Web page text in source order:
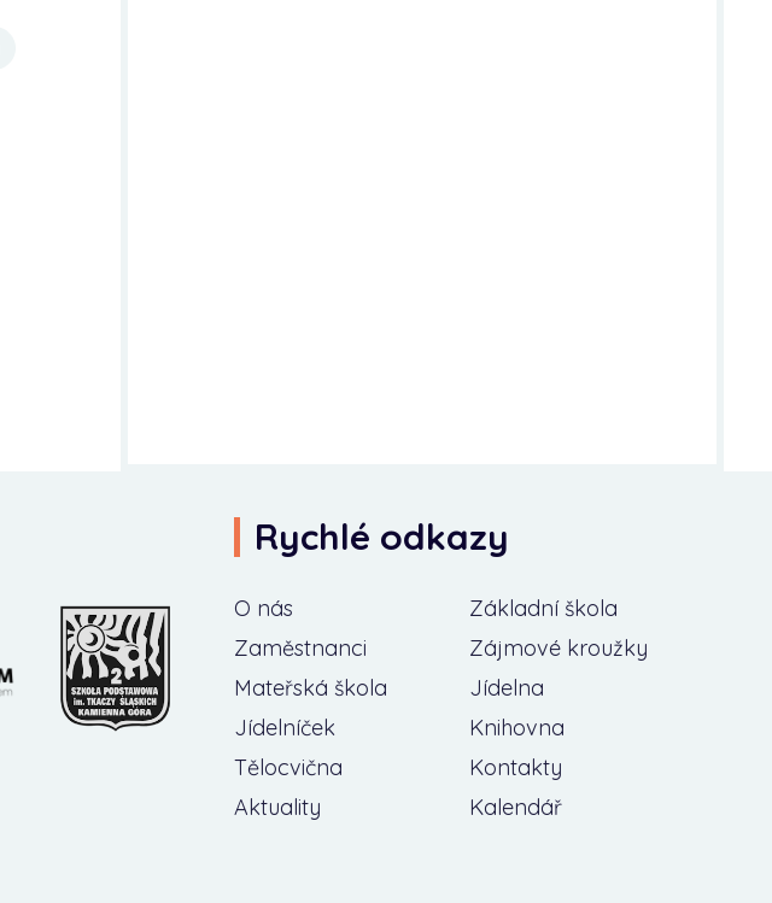
Rychlé odkazy
O nás
Základní škola
Zaměstnanci
Zájmové kroužky
Mateřská škola
Jídelna
Jídelníček
Knihovna
Tělocvična
Kontakty
Aktuality
Kalendář